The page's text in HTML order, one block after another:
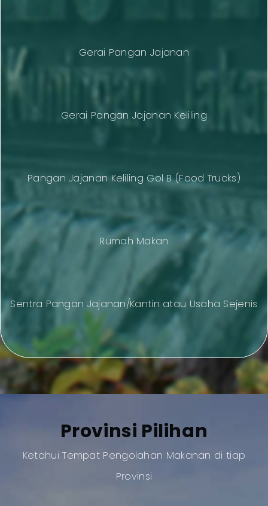
Gerai Pangan Jajanan
Gerai Pangan Jajanan Keliling
Pangan Jajanan Keliling Gol B (Food Trucks)
Rumah Makan
Sentra Pangan Jajanan/Kantin atau Usaha Sejenis
Provinsi Pilihan
Ketahui Tempat Pengolahan Makanan di tiap
Provinsi